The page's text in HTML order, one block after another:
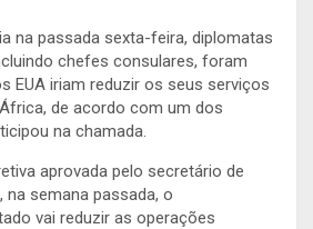
na passada sexta-feira, diplomatas
chefes consulares, foram
EUA iriam reduzir os seus serviços
de acordo com um dos
na chamada.
aprovada pelo secretário de
na semana passada, o
vai reduzir as operações